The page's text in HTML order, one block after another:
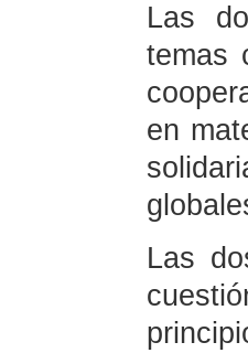
Las
temas
en
Las